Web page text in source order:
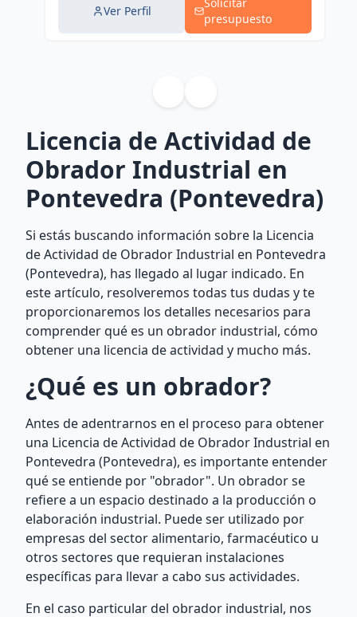
Ver Perfil
presupuesto
Licencia de Actividad de
Obrador Industrial en
Pontevedra (Pontevedra)
Si estás buscando información sobre la Licencia
de Actividad de Obrador Industrial en Pontevedra
(Pontevedra), has llegado al lugar indicado. En
este artículo, resolveremos todas tus dudas y te
proporcionaremos los detalles necesarios para
comprender qué es un obrador industrial, cómo
obtener una licencia de actividad y mucho más.
¿Qué es un obrador?
Antes de adentrarnos en el proceso para obtener
una Licencia de Actividad de Obrador Industrial en
Pontevedra (Pontevedra), es importante entender
qué se entiende por "obrador". Un obrador se
refiere a un espacio destinado a la producción o
elaboración industrial. Puede ser utilizado por
empresas del sector alimentario, farmacéutico u
otros sectores que requieran instalaciones
específicas para llevar a cabo sus actividades.
En el caso particular del obrador industrial, nos